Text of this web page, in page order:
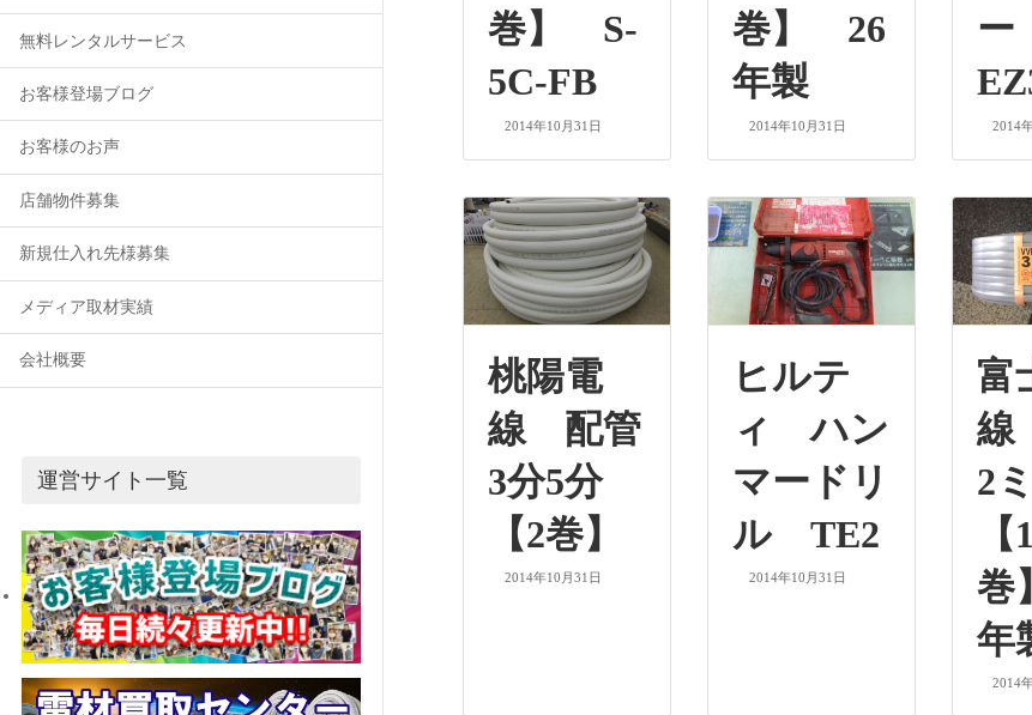
無料レンタルサービス
お客様登場ブログ
お客様のお声
店舗物件募集
新規仕入れ先様募集
メディア取材実績
会社概要
運営サイト一覧
巻】 S-
5C-FB
2014年10月31日
巻】 26
年製
2014年10月31日
ー
2014
桃陽電
線 配管
3分5分
【2巻】
2014年10月31日
ヒルテ
ィ ハン
マードリ
ル TE2
2014年10月31日
富
線
2
【1
巻
年
2014